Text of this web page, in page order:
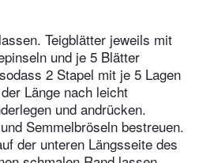
Teigblätter jeweils mit
und je 5 Blätter
2 Stapel mit je 5 Lagen
Länge nach leicht
und andrücken.
Semmelbröseln bestreuen.
der unteren Längsseite des